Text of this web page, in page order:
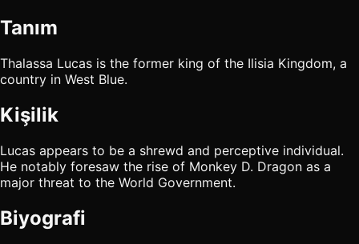
Tanım
Thalassa Lucas is the former king of the Ilisia Kingdom, a
country in West Blue.
Kişilik
Lucas appears to be a shrewd and perceptive individual.
He notably foresaw the rise of Monkey D. Dragon as a
major threat to the World Government.
Biyografi